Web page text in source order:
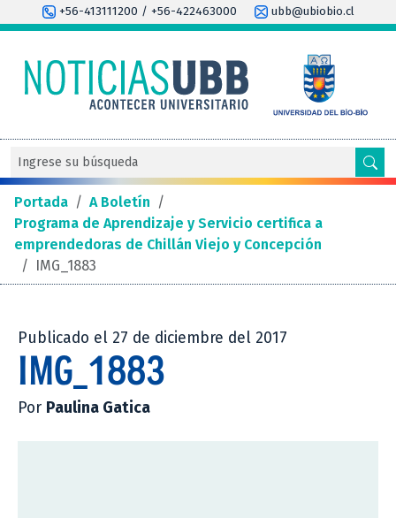
+56-413111200 / +56-422463000 ubb@ubiobio.cl
Portada / A Boletín /
Programa de Aprendizaje y Servicio certifica a
emprendedoras de Chillán Viejo y Concepción
/ IMG_1883
Publicado el 27 de diciembre del 2017
IMG_1883
Por Paulina Gatica